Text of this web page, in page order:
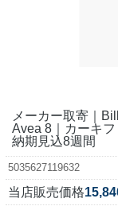
メーカー取寄｜
Avea 8｜カーキフ
納期見込8週間
5035627119632
当店販売価格